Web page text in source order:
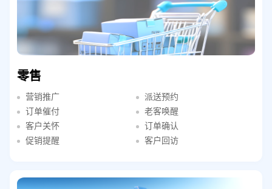
零售
营销推广
订单催付
客户关怀
促销提醒
派送预约
老客唤醒
订单确认
客户回访